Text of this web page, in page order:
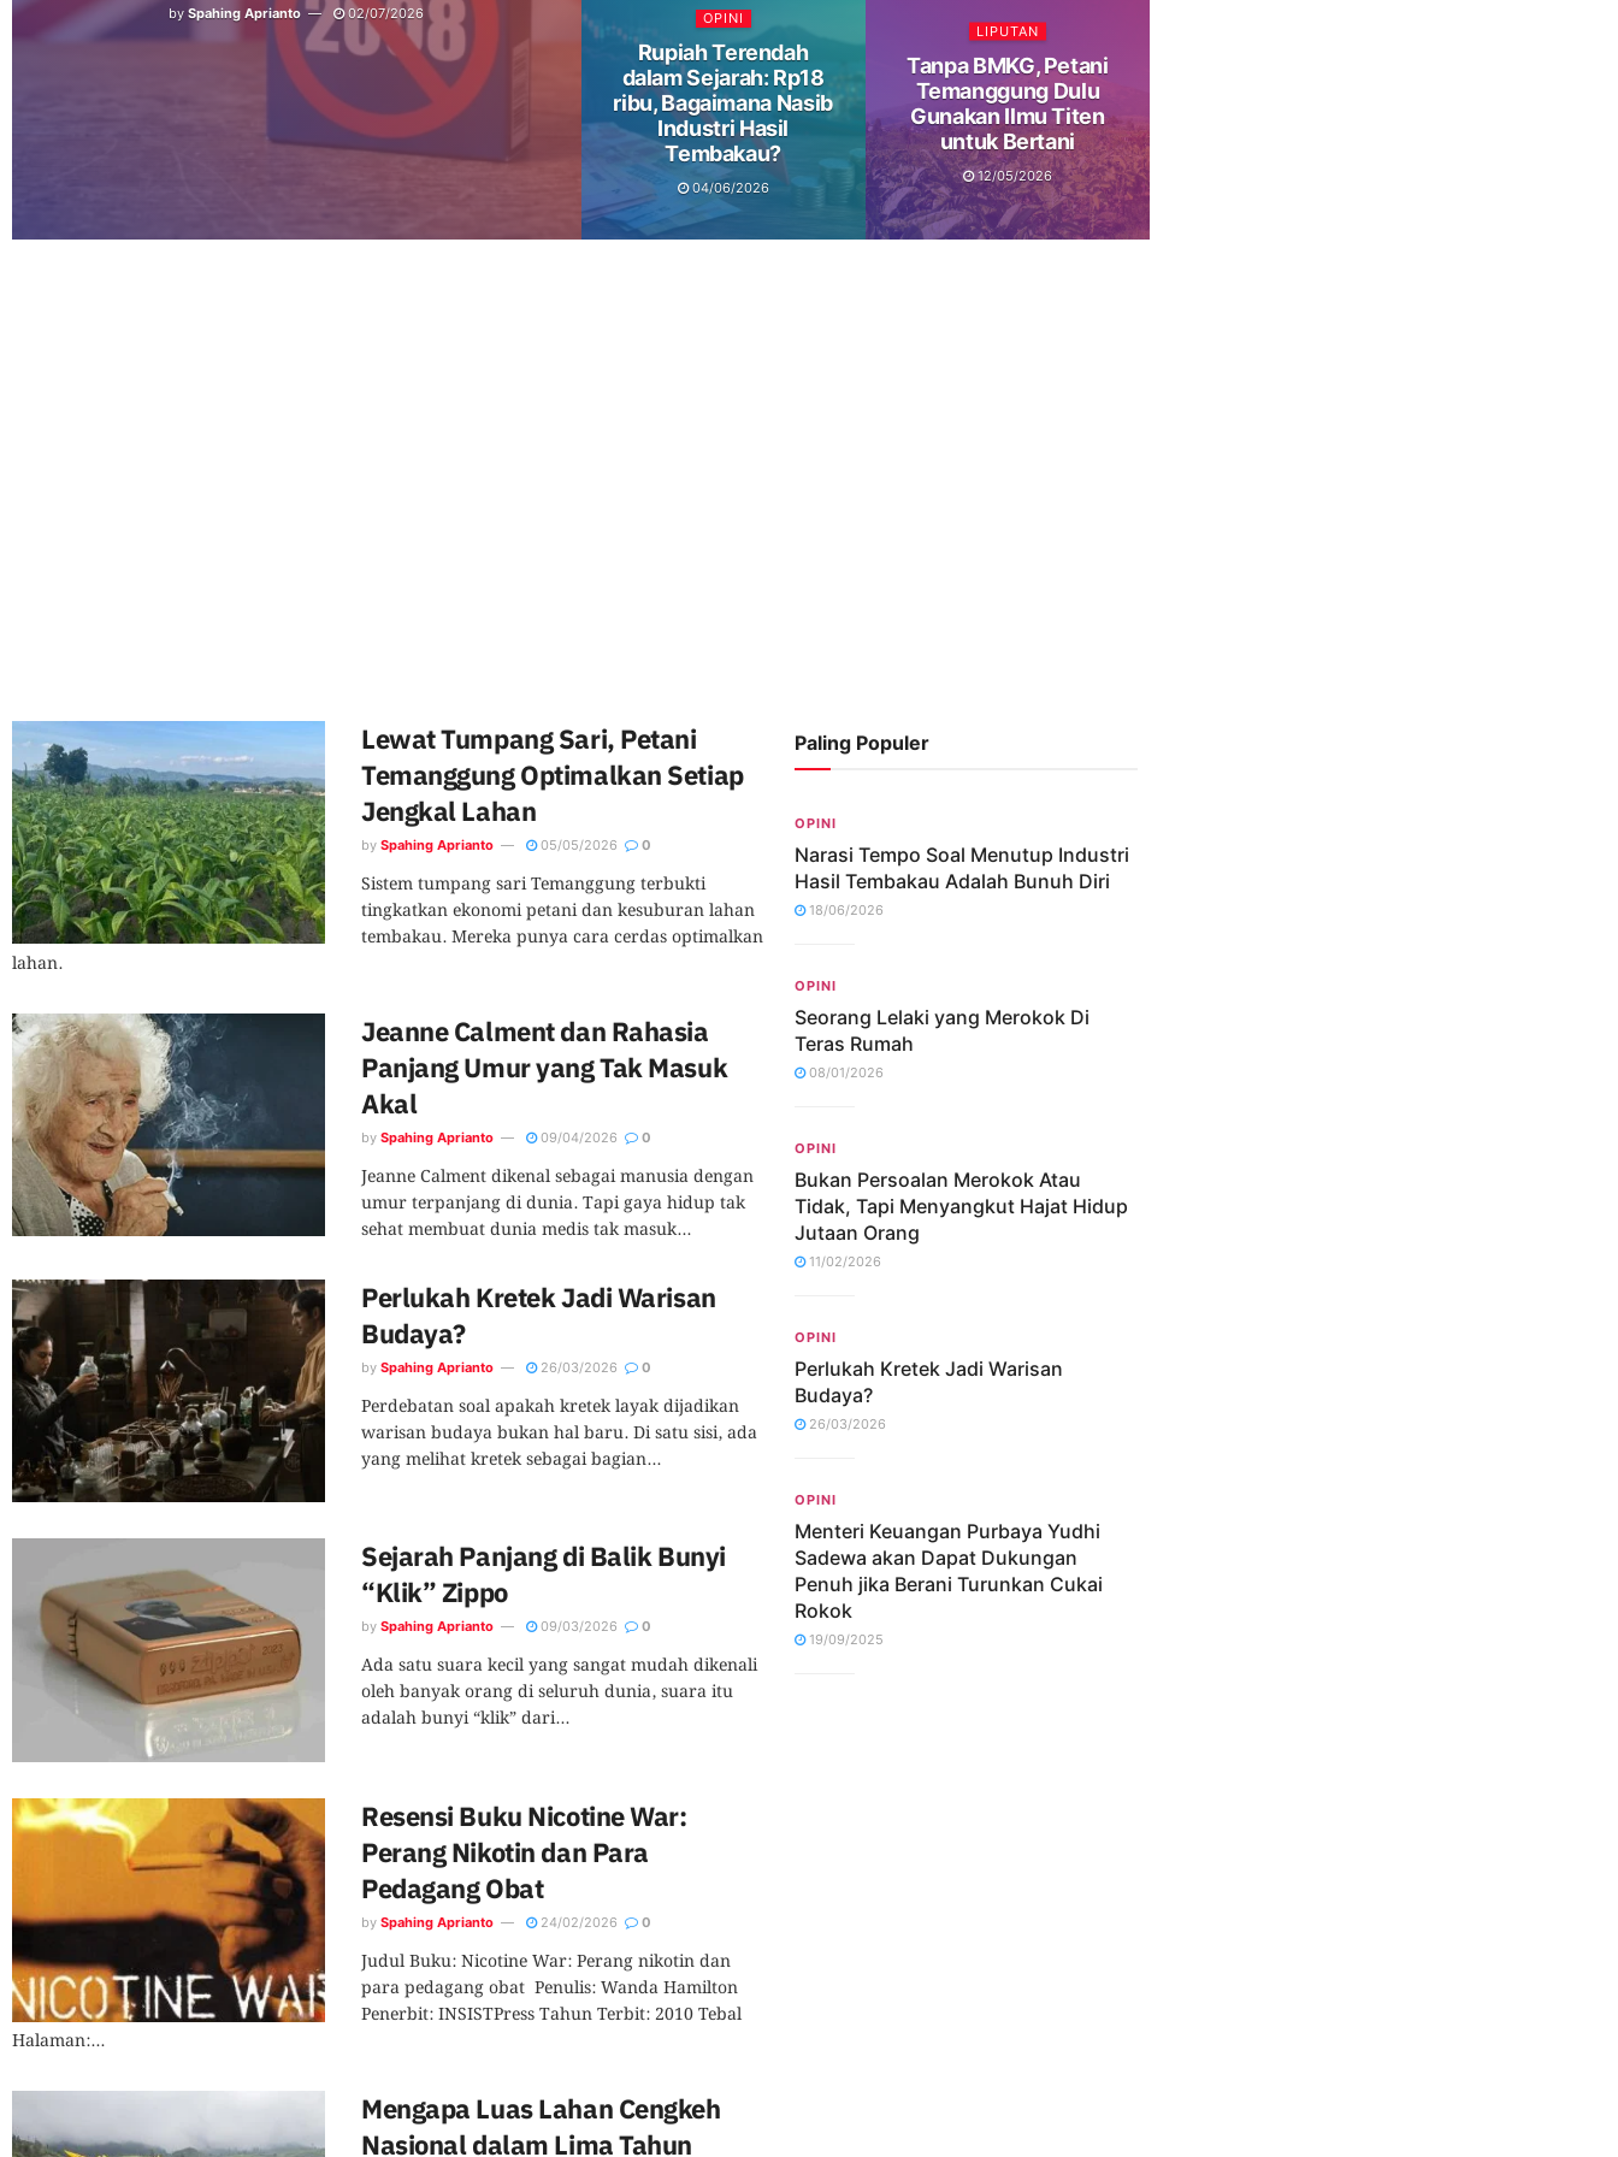
by Spahing Aprianto 02/07/2026 OPINI
Rupiah Terendah
dalam Sejarah: Rp18
ribu, Bagaimana Nasib
Industri Hasil
Tembakau?
04/06/2026
LIPUTAN
Tanpa BMKG, Petani
Temanggung Dulu
Gunakan Ilmu Titen
untuk Bertani
12/05/2026
Lewat Tumpang Sari, Petani
Temanggung Optimalkan Setiap
Jengkal Lahan
by Spahing Aprianto 05/05/2026 0
Sistem tumpang sari Temanggung terbukti
tingkatkan ekonomi petani dan kesuburan lahan
tembakau. Mereka punya cara cerdas optimalkan
lahan.
Jeanne Calment dan Rahasia
Panjang Umur yang Tak Masuk
Akal
by Spahing Aprianto 09/04/2026 0
Jeanne Calment dikenal sebagai manusia dengan
umur terpanjang di dunia. Tapi gaya hidup tak
sehat membuat dunia medis tak masuk...
Perlukah Kretek Jadi Warisan
Budaya?
by Spahing Aprianto 26/03/2026 0
Perdebatan soal apakah kretek layak dijadikan
warisan budaya bukan hal baru. Di satu sisi, ada
yang melihat kretek sebagai bagian...
Sejarah Panjang di Balik Bunyi
“Klik” Zippo
by Spahing Aprianto 09/03/2026 0
Ada satu suara kecil yang sangat mudah dikenali
oleh banyak orang di seluruh dunia, suara itu
adalah bunyi “klik” dari...
Resensi Buku Nicotine War:
Perang Nikotin dan Para
Pedagang Obat
by Spahing Aprianto 24/02/2026 0
Judul Buku: Nicotine War: Perang nikotin dan
para pedagang obat Penulis: Wanda Hamilton
Penerbit: INSISTPress Tahun Terbit: 2010 Tebal
Halaman:...
Mengapa Luas Lahan Cengkeh
Nasional dalam Lima Tahun
Paling Populer
OPINI
Narasi Tempo Soal Menutup Industri
Hasil Tembakau Adalah Bunuh Diri
18/06/2026
OPINI
Seorang Lelaki yang Merokok Di
Teras Rumah
08/01/2026
OPINI
Bukan Persoalan Merokok Atau
Tidak, Tapi Menyangkut Hajat Hidup
Jutaan Orang
11/02/2026
OPINI
Perlukah Kretek Jadi Warisan
Budaya?
26/03/2026
OPINI
Menteri Keuangan Purbaya Yudhi
Sadewa akan Dapat Dukungan
Penuh jika Berani Turunkan Cukai
Rokok
19/09/2025